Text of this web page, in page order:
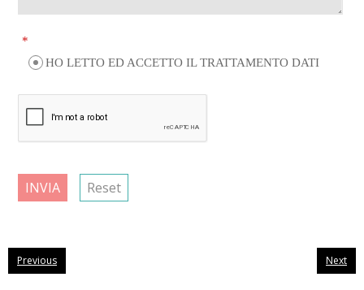
*
HO LETTO ED ACCETTO IL TRATTAMENTO DATI
INVIA Reset
Previous Next